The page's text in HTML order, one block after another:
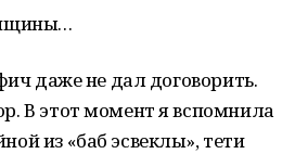
даже не дал договорить.
В этот момент я вспомнила
из «баб эсвеклы», тети